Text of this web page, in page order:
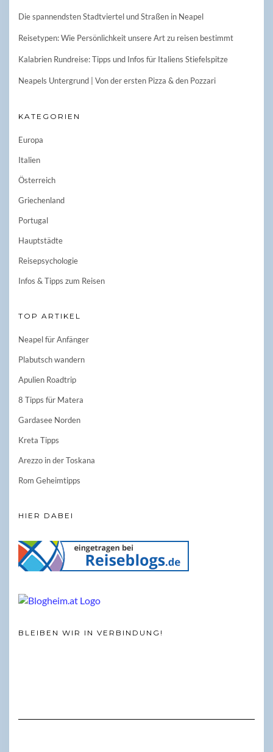
Die spannendsten Stadtviertel und Straßen in Neapel
Reisetypen: Wie Persönlichkeit unsere Art zu reisen bestimmt
Kalabrien Rundreise: Tipps und Infos für Italiens Stiefelspitze
Neapels Untergrund | Von der ersten Pizza & den Pozzari
KATEGORIEN
Europa
Italien
Österreich
Griechenland
Portugal
Hauptstädte
Reisepsychologie
Infos & Tipps zum Reisen
TOP ARTIKEL
Neapel für Anfänger
Plabutsch wandern
Apulien Roadtrip
8 Tipps für Matera
Gardasee Norden
Kreta Tipps
Arezzo in der Toskana
Rom Geheimtipps
HIER DABEI
BLEIBEN WIR IN VERBINDUNG!